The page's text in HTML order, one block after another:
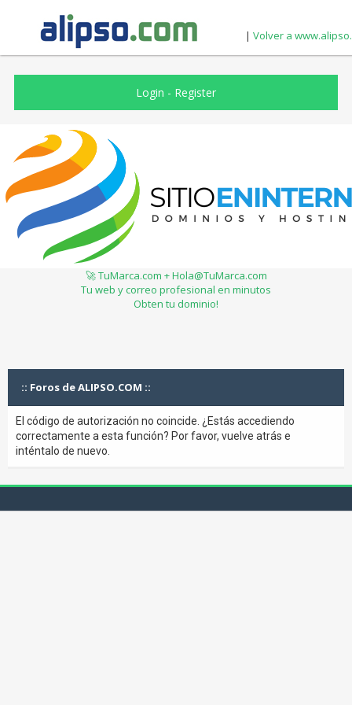
| Volver a
Login - Register
🚀 TuMarca.com + Hola@TuMarca.com
Tu web y correo profesional en minutos
Obten tu dominio!
:: Foros de ALIPSO.COM ::
El código de autorización no coincide. ¿Estás accediendo
correctamente a esta función? Por favor, vuelve atrás e
inténtalo de nuevo.